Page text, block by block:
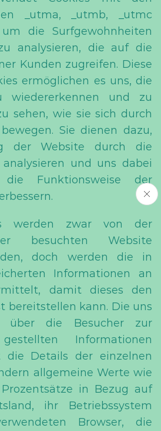
_utma, _utmb, _utmc
die Surfgewohnheiten
analysieren, die auf die
Kunden zugreifen. Diese
ermöglichen es uns, die
wiedererkennen und zu
sehen, wie sie sich durch
Sie dienen dazu,
der Website durch die
und uns dabei
Funktionsweise der
werden zwar von der
besuchten Website
doch werden die in
Informationen an
damit dieses den
bereitstellen kann. Die uns
über die Besucher zur
Informationen
die Details der einzelnen
allgemeine Werte wie
in Bezug auf
ihr Betriebssystem
Browser, die